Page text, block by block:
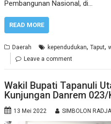
Pembangunan Nasional, di…
READ MORE
Daerah kependudukan,Taput,
Leave a comment
Wakil Bupati Tapanuli
Kunjungan Danrem
13 Mei 2022 SIMBOLON